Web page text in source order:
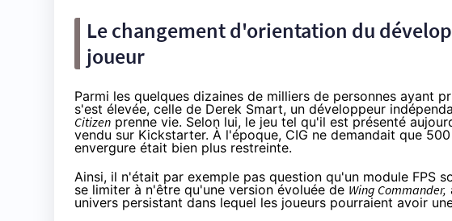
Le changement d'orientation du
joueur
Parmi les quelques dizaines de milliers de personnes ayant
s'est élevée, celle de Derek Smart, un développeur
Citizen prenne vie. Selon lui, le jeu tel qu'il est présenté
vendu sur Kickstarter. À l'époque, CIG ne demandait que
envergure était bien plus restreinte.
Ainsi, il n'était par exemple pas question qu'un module FPS
se limiter à n'être qu'une version évoluée de Wing Commander,
univers persistant dans lequel les joueurs pourraient avoir